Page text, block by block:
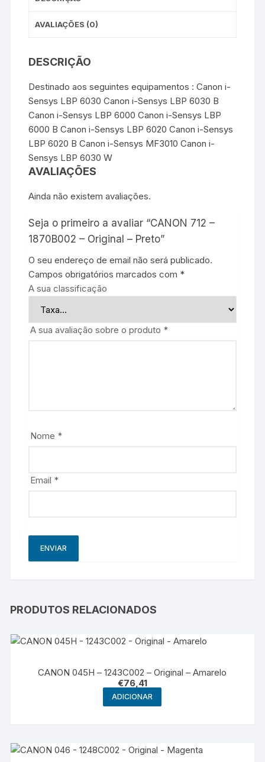
AVALIAÇÕES (0)
DESCRIÇÃO
Destinado aos seguintes equipamentos : Canon i-
Sensys LBP 6030 Canon i-Sensys LBP 6030 B
Canon i-Sensys LBP 6000 Canon i-Sensys LBP
6000 B Canon i-Sensys LBP 6020 Canon i-Sensys
LBP 6020 B Canon i-Sensys MF3010 Canon i-
Sensys LBP 6030 W
AVALIAÇÕES
Ainda não existem avaliações.
Seja o primeiro a avaliar “CANON 712 –
1870B002 – Original – Preto”
O seu endereço de email não será publicado.
Campos obrigatórios marcados com *
A sua classificação
A sua avaliação sobre o produto *
Nome *
Email *
PRODUTOS RELACIONADOS
CANON 045H – 1243C002 – Original – Amarelo
€76,41
ADICIONAR